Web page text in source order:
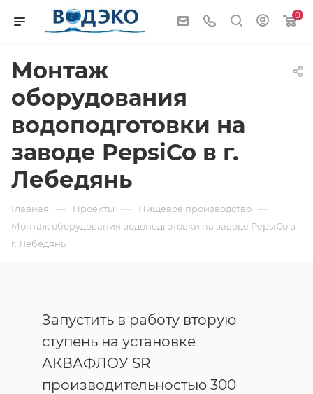
0
Монтаж
оборудования
водоподготовки на
заводе PepsiCo в г.
Лебедянь
Главная — Проекты — Пищевое производство —
Монтаж оборудования водоподготовки на заводе PepsiCo в
г. Лебедянь
Запустить в работу вторую
ступень на установке
АКВАФЛОУ SR
производительностью 300